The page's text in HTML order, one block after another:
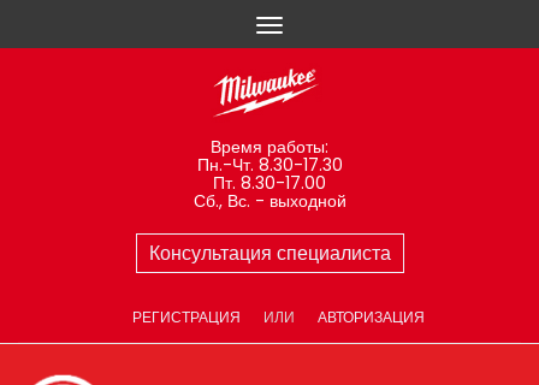
Время работы:
Пн.-Чт. 8.30-17.30
Пт. 8.30-17.00
Сб., Вс. - выходной
Консультация специалиста
РЕГИСТРАЦИЯ ИЛИ АВТОРИЗАЦИЯ